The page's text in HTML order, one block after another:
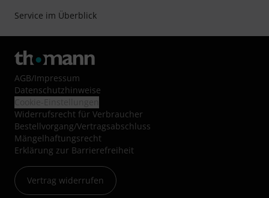
Service im Überblick
AGB/Impressum
Datenschutzhinweise
Widerrufsrecht für Verbraucher
Bestellvorgang/Vertragsabschluss
Mängelhaftungsrecht
Erklärung zur Barrierefreiheit
Vertrag widerrufen